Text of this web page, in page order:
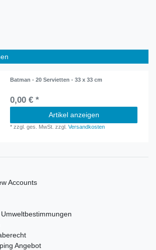
Batman - 20 Servietten - 33 x 33 cm
0,00 € *
Artikel anzeigen
*zzgl. ges. MwSt. zzgl.Versandkosten
Accounts
Angebot